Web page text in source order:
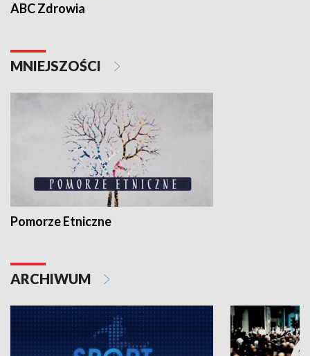
ABC Zdrowia
MNIEJSZOŚCI
Pomorze Etniczne
ARCHIWUM